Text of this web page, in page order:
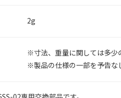
2g
寸法、重量に関しては多少
製品の仕様の一部を予告